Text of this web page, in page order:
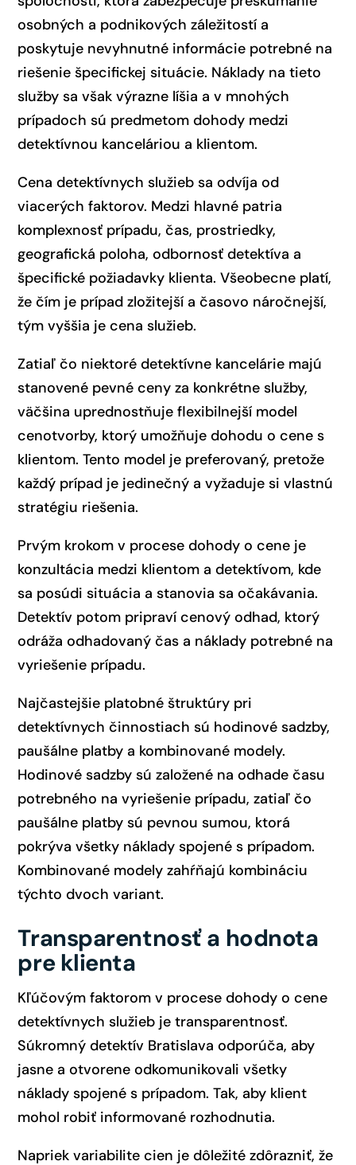
osobných a podnikových záležitostí a
poskytuje nevyhnutné informácie potrebné na
riešenie špecifickej situácie. Náklady na tieto
služby sa však výrazne líšia a v mnohých
prípadoch sú predmetom dohody medzi
detektívnou kanceláriou a klientom.
Cena detektívnych služieb sa odvíja od
viacerých faktorov. Medzi hlavné patria
komplexnosť prípadu, čas, prostriedky,
geografická poloha, odbornosť detektíva a
špecifické požiadavky klienta. Všeobecne platí,
že čím je prípad zložitejší a časovo náročnejší,
tým vyššia je cena služieb.
Zatiaľ čo niektoré detektívne kancelárie majú
stanovené pevné ceny za konkrétne služby,
väčšina uprednostňuje flexibilnejší model
cenotvorby, ktorý umožňuje dohodu o cene s
klientom. Tento model je preferovaný, pretože
každý prípad je jedinečný a vyžaduje si vlastnú
stratégiu riešenia.
Prvým krokom v procese dohody o cene je
konzultácia medzi klientom a detektívom, kde
sa posúdi situácia a stanovia sa očakávania.
Detektív potom pripraví cenový odhad, ktorý
odráža odhadovaný čas a náklady potrebné na
vyriešenie prípadu.
Najčastejšie platobné štruktúry pri
detektívnych činnostiach sú hodinové sadzby,
paušálne platby a kombinované modely.
Hodinové sadzby sú založené na odhade času
potrebného na vyriešenie prípadu, zatiaľ čo
paušálne platby sú pevnou sumou, ktorá
pokrýva všetky náklady spojené s prípadom.
Kombinované modely zahŕňajú kombináciu
týchto dvoch variant.
Transparentnosť a hodnota
pre klienta
Kľúčovým faktorom v procese dohody o cene
detektívnych služieb je transparentnosť.
Súkromný detektív Bratislava odporúča, aby
jasne a otvorene odkomunikovali všetky
náklady spojené s prípadom. Tak, aby klient
mohol robiť informované rozhodnutia.
Napriek variabilite cien je dôležité zdôrazniť, že